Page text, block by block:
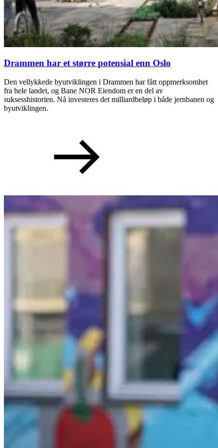
Drammen har et større potensial enn Oslo
Den vellykkede byutviklingen i Drammen har fått oppmerksomhet
fra hele landet, og Bane NOR Eiendom er en del av
suksesshistorien. Nå investeres det milliardbeløp i både jernbanen og
byutviklingen.